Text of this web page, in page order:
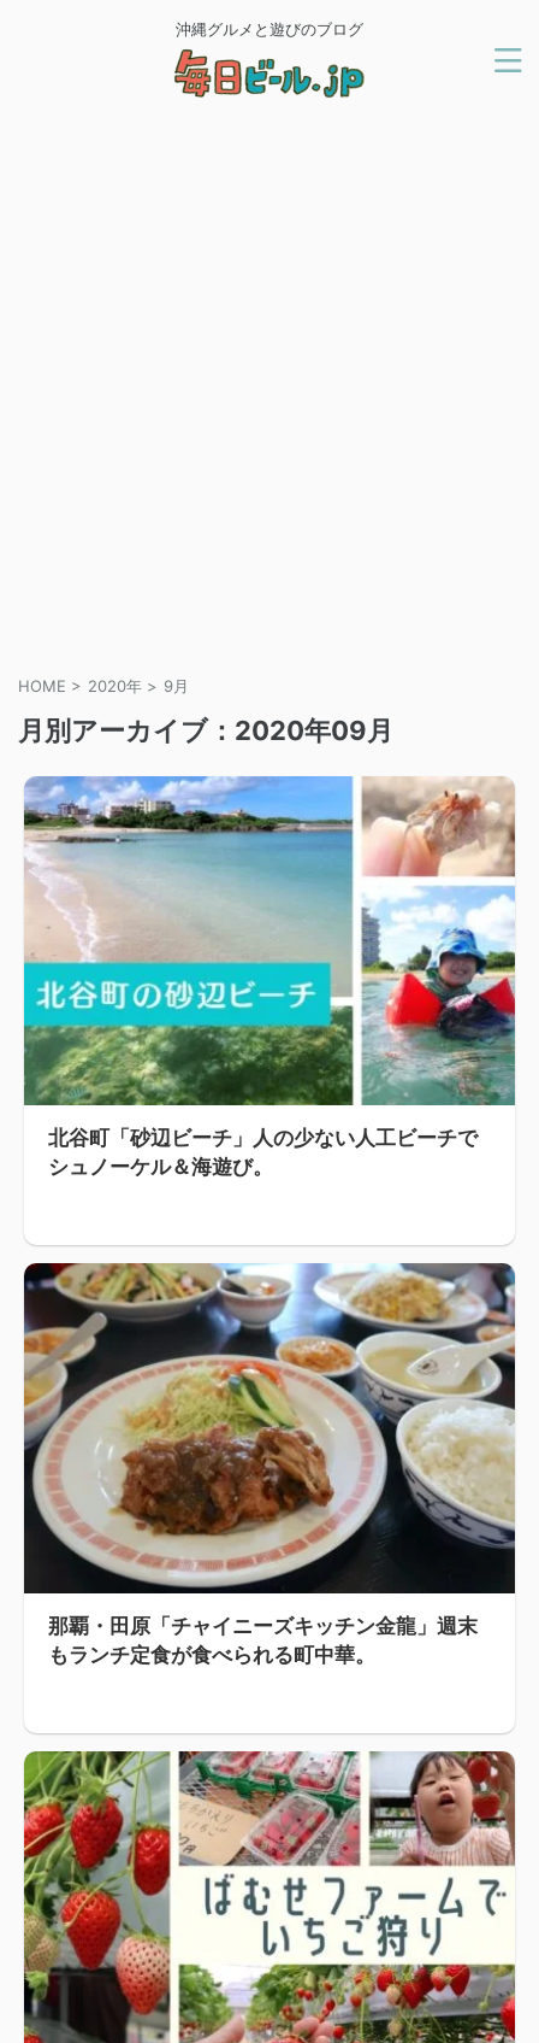
沖縄グルメと遊びのブログ
HOME > 2020年 > 9月
月別アーカイブ：2020年09月
北谷町「砂辺ビーチ」人の少ない人工ビーチで
シュノーケル＆海遊び。
那覇・田原「チャイニーズキッチン金龍」週末
もランチ定食が食べられる町中華。